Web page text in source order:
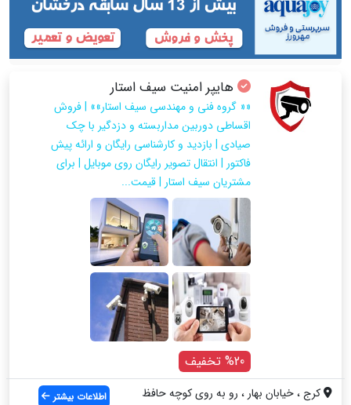
هایپر امنیت سیف استار
«« گروه فنی و مهندسی سیف استار»» | فروش
اقساطی دوربین مداربسته و دزدگیر با چک
صیادی | ️بازدید و کارشناسی رایگان و ارائه پیش
فاکتور️ | ‌‎انتقال تصویر رایگان روی موبایل | ‌‎برای
مشتریان سیف استار | قیمت...
%20 تخفیف
کرج ، خیابان بهار ، رو به روی کوچه حافظ اطلاعات بیشتر